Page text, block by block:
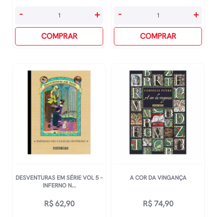
Como
Seu
quantidade
- +
COMPRAR
Crocotives
-
Água
Abaixo
quantidade
- +
COMPRAR
DESVENTURAS EM SÉRIE VOL 5 –
INFERNO N...
R$62,90
A COR DA VINGANÇA
R$74,90